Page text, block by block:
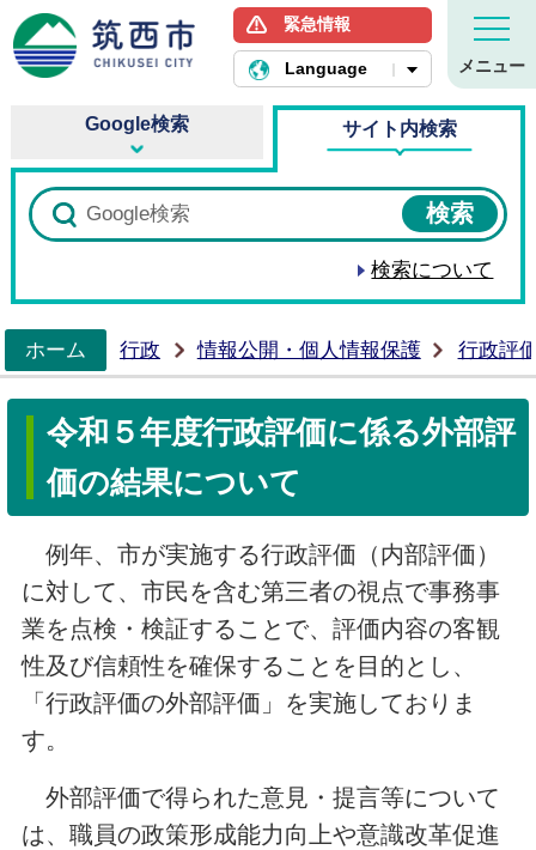
筑西市ホームページ
緊急情報
Language メニュー
Google検索 サイト内検索
検索について
ホーム
行政 情報公開・個人情報保護 行政評
令和５年度行政評価に係る外部評
価の結果について
例年、市が実施する行政評価（内部評価）
に対して、市民を含む第三者の視点で事務事
業を点検・検証することで、評価内容の客観
性及び信頼性を確保することを目的とし、
「行政評価の外部評価」を実施しておりま
す。
外部評価で得られた意見・提言等について
は、職員の政策形成能力向上や意識改革促進